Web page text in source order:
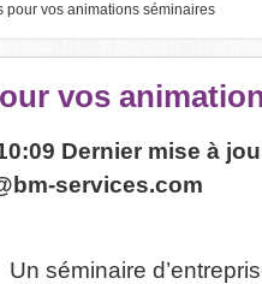
pour vos animations séminaires
vos
Dernier mise à
services.com
Un séminaire